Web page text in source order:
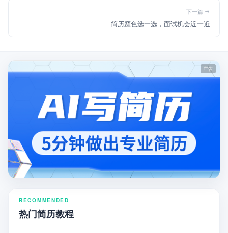
下一篇
简历颜色选一选，面试机会近一近
RECOMMENDED
热门简历教程